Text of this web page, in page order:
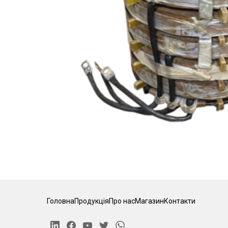
ГоловнаПродукціяПро насМагазинКонтакти